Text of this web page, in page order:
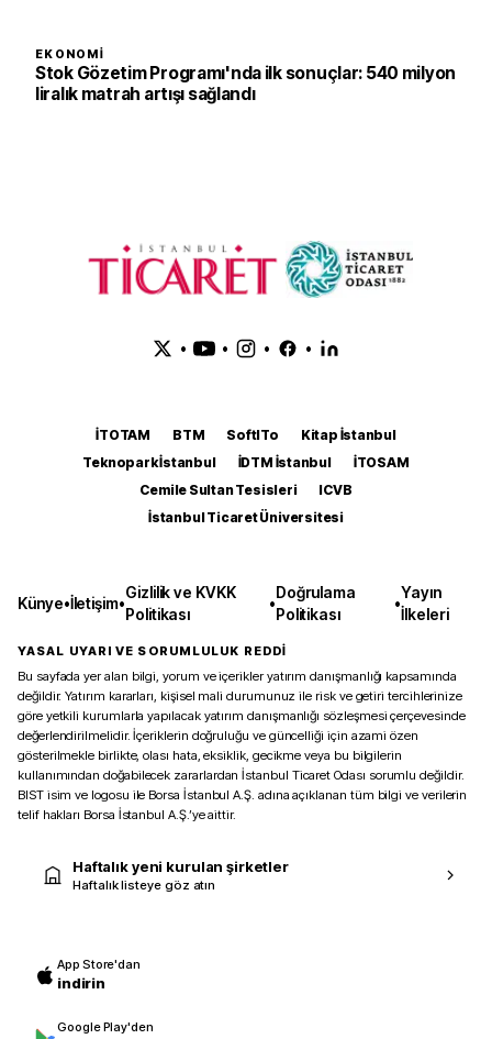
EKONOMI
Stok Gözetim Programı'nda ilk sonuçlar: 540 milyon
liralık matrah artışı sağlandı
• • • •
İTOTAM BTM SoftITo
Kitap İstanbul
Teknopark İstanbul
İDTM İstanbul
İTOSAM
Cemile Sultan Tesisleri
ICVB
İstanbul Ticaret Üniversitesi
Künye•İletişim•
Gizlilik ve KVKK
Politikası
•
Doğrulama
Politikası
•
Yayın
İlkeleri
YASAL UYARI VE SORUMLULUK REDDİ
Bu sayfada yer alan bilgi, yorum ve içerikler yatırım danışmanlığı kapsamında
değildir. Yatırım kararları, kişisel mali durumunuz ile risk ve getiri tercihlerinize
göre yetkili kurumlarla yapılacak yatırım danışmanlığı sözleşmesi çerçevesinde
değerlendirilmelidir. İçeriklerin doğruluğu ve güncelliği için azami özen
gösterilmekle birlikte, olası hata, eksiklik, gecikme veya bu bilgilerin
kullanımından doğabilecek zararlardan İstanbul Ticaret Odası sorumlu değildir.
BIST isim ve logosu ile Borsa İstanbul A.Ş. adına açıklanan tüm bilgi ve verilerin
telif hakları Borsa İstanbul A.Ş.’ye aittir.
Haftalık yeni kurulan şirketler
Haftalık listeye göz atın
App Store'dan
indirin
Google Play'den